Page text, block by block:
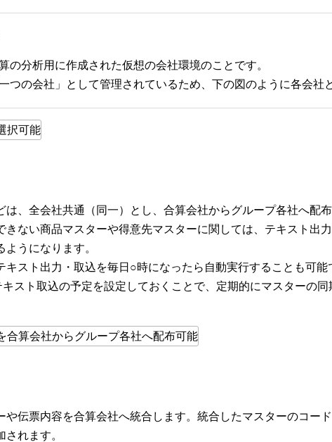
の分析用に作成された仮想の会社環境のことです。
つの会社」として管理されているため、下の図のように各会社
は、全会社共通（同一）とし、合算会社からグループ各社へ配
きない商品マスターや得意先マスターに関しては、テキスト出
うになります。
キスト出力・取込を毎日○時になったら自動実行することも可
スト取込の予定を設定しておくことで、定期的にマスターの
や伝票内容を合算会社へ統合します。統合したマスターのコー
れます。